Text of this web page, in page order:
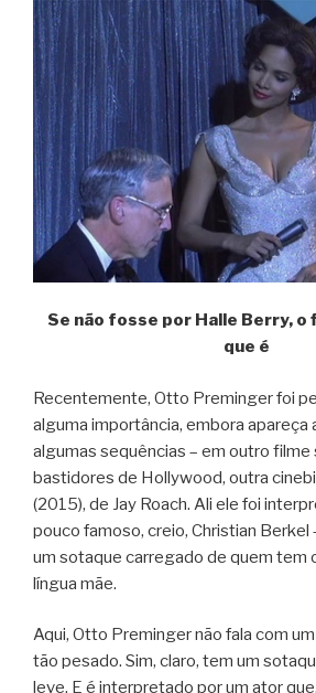
Se não fosse por Halle Berry, o
que é
Recentemente, Otto Preminger foi
alguma importância, embora apareça
algumas sequências – em outro filme
bastidores de Hollywood, outra
(2015), de Jay Roach. Ali ele foi
pouco famoso, creio, Christian Berkel
um sotaque carregado de quem tem
língua mãe.
Aqui, Otto Preminger não fala com
tão pesado. Sim, claro, tem um
leve. E é interpretado por um ator